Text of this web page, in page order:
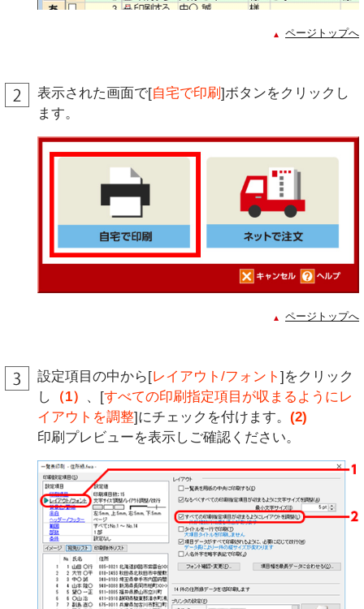
ページトップへ
表示された画面で[自宅で印刷 ]ボタンをクリックし
ます。
ページトップへ
設定項目の中から[レイアウト/フォント ]をクリック
し
（1） 、[すべての印刷指定項目が収まるようにレ
イアウトを調整]にチェックを付けます。 (2)
印刷プレビューを表示しご確認ください。